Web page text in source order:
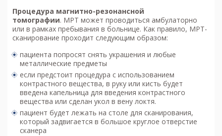
Процедура магнитно-резонансной
томографии. МРТ может проводиться амбулаторно
или в рамках пребывания в больнице. Как правило, МРТ-
сканирование проходит следующим образом:
пациента попросят снять украшения и любые
металлические предметы
если предстоит процедура с использованием
контрастного вещества, в руку или кисть будет
введена капельница для введения контрастного
вещества или сделан укол в вену локтя.
пациент будет лежать на столе для сканирования,
который задвигается в большое круглое отверстие
сканера